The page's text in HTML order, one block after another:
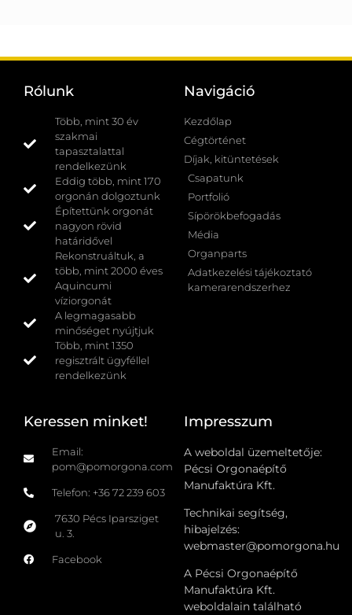
Rólunk
Több, mint 30 év
szakmai
tapasztalattal
rendelkezünk
Eddig több, mint 170
orgonán dolgoztunk
Építettünk orgonát
nagyon rövid
határidővel
Rekonstruáltuk, a
több, mint 2000 éves
Aquincumi
víziorgonát
A legmagasabb
minőséget nyújtjuk
Több, mint 1350
regisztrált ügyféllel
rendelkezünk
Navigáció
Kezdőlap
Cégtörténet
Díjak, kitüntetések
Csapatunk
Portfolió
Sípörökbefogadás
Média
Organparts
Adatkezelési tájékoztató
kamerarendszerhez
Keressen minket!
Email:
pom@pomorgona.com
Telefon: +36 72 239 603
7630 Pécs Iparsziget
u. 3.
Facebook
Impresszum
A weboldal üzemeltetője:
Pécsi Orgonaépítő
Manufaktúra Kft.
Technikai segítség,
hibajelzés:
webmaster@pomorgona.hu
A Pécsi Orgonaépítő
Manufaktúra Kft.
weboldalain található